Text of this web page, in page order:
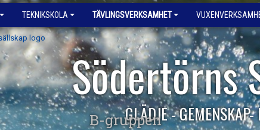
TEKNIKSKOLA TÄVLINGSVERKSAMHET
Södertörns
GLÄDJE -
B-gruppen